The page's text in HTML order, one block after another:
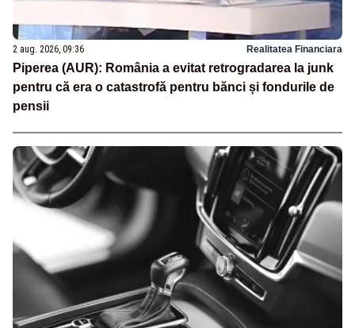
2 aug. 2026, 09:36 Realitatea Financiara
Piperea (AUR): România a evitat retrogradarea la junk
pentru că era o catastrofă pentru bănci și fondurile de
pensii